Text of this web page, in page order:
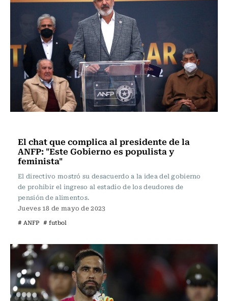
El chat que complica al presidente de la
ANFP: "Este Gobierno es populista y
feminista"
El directivo mostró su desacuerdo a la idea del gobierno
de prohibir el ingreso al estadio de los deudores de
pensión de alimentos.
Jueves 18 de mayo de 2023
# ANFP # futbol